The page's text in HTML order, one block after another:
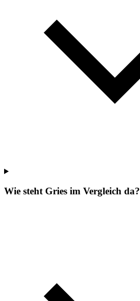
Wie steht Gries im Vergleich da?